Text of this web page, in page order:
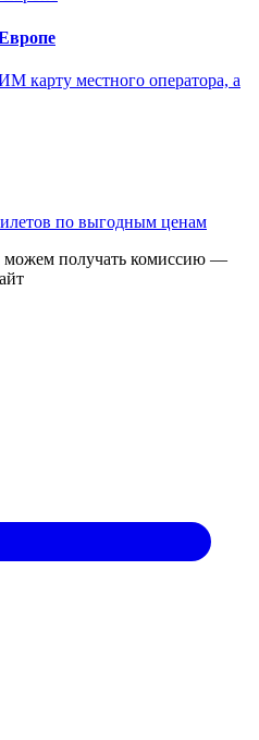
карту местного оператора, а
по выгодным ценам
можем получать комиссию —